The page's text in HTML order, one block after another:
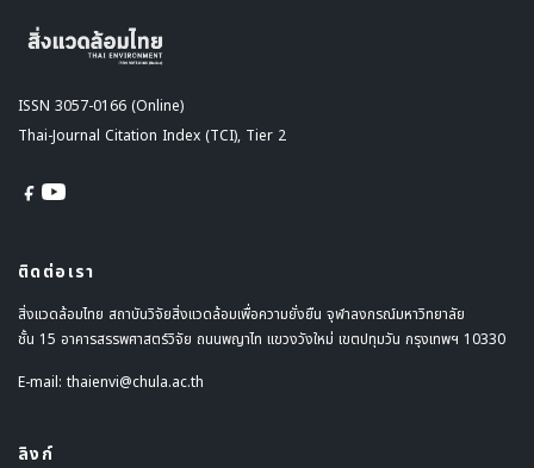
ISSN 3057-0166 (Online)
Thai-Journal Citation Index (TCI), Tier 2
ติดต่อเรา
สิ่งแวดล้อมไทย สถาบันวิจัยสิ่งแวดล้อมเพื่อความยั่งยืน จุฬาลงกรณ์มหาวิทยาลัย
ชั้น 15 อาคารสรรพศาสตร์วิจัย ถนนพญาไท แขวงวังใหม่ เขตปทุมวัน กรุงเทพฯ 10330
E-mail: thaienvi@chula.ac.th
ลิงก์